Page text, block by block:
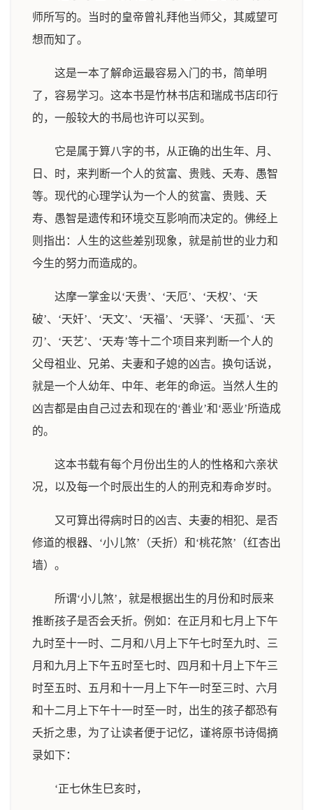
师所写的。当时的皇帝曾礼拜他当师父，其威望可
想而知了。
这是一本了解命运最容易入门的书，简单明
了，容易学习。这本书是竹林书店和瑞成书店印行
的，一般较大的书局也许可以买到。
它是属于算八字的书，从正确的出生年、月、
日、时，来判断一个人的贫富、贵贱、夭寿、愚智
等。现代的心理学认为一个人的贫富、贵贱、夭
寿、愚智是遗传和环境交互影响而决定的。佛经上
则指出：人生的这些差别现象，就是前世的业力和
今生的努力而造成的。
达摩一掌金以‘天贵’、‘天厄’、‘天权’、‘天
破’、‘天奸’、‘天文’、‘天福’、‘天驿’、‘天孤’、‘天
刃’、‘天艺’、‘天寿’等十二个项目来判断一个人的
父母祖业、兄弟、夫妻和子媳的凶吉。换句话说，
就是一个人幼年、中年、老年的命运。当然人生的
凶吉都是由自己过去和现在的‘善业’和‘恶业’所造成
的。
这本书载有每个月份出生的人的性格和六亲状
况，以及每一个时辰出生的人的刑克和寿命岁时。
又可算出得病时日的凶吉、夫妻的相犯、是否
修道的根器、‘小儿煞’（夭折）和‘桃花煞’（红杏出
墙）。
所谓‘小儿煞’，就是根据出生的月份和时辰来
推断孩子是否会夭折。例如：在正月和七月上下午
九时至十一时、二月和八月上下午七时至九时、三
月和九月上下午五时至七时、四月和十月上下午三
时至五时、五月和十一月上下午一时至三时、六月
和十二月上下午十一时至一时，出生的孩子都恐有
夭折之患，为了让读者便于记忆，谨将原书诗偈摘
录如下：
‘正七休生巳亥时，